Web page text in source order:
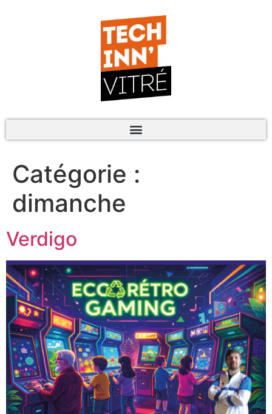
Catégorie :
dimanche
Verdigo